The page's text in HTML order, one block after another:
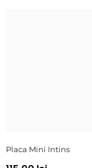
Placa Mini Intins